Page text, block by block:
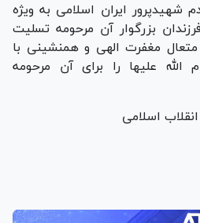
شهیدپرور ایران اسلامی به ویژه
بزرگوار آن مرحومه تسلیت
مغفرت الهی و همنشینی با
علیها را برای آن مرحومه
اسلامی